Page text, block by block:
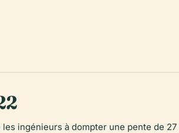
ingénieurs à dompter une pente de